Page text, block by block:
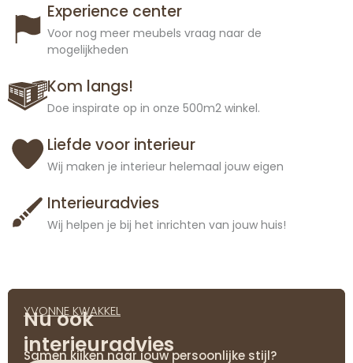
Experience center
Voor nog meer meubels vraag naar de
mogelijkheden
Kom langs!
Doe inspirate op in onze 500m2 winkel.
Liefde voor interieur
Wij maken je interieur helemaal jouw eigen
Interieuradvies
Wij helpen je bij het inrichten van jouw huis!
YVONNE KWAKKEL
Nu ook
interieuradvies
Samen kijken naar jouw persoonlijke stijl?